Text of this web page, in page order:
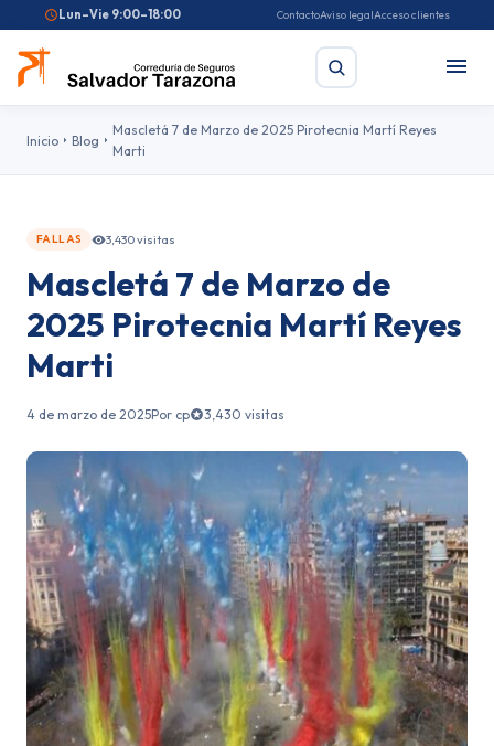
Lun–Vie 9:00–18:00 ContactoAviso legalAcceso clientes
Seguro de salud
Pirotecnia Feriantes Fallas
Inicio Blog
Mascletá 7 de Marzo de 2025 Pirotecnia Martí Reyes
Marti
FALLAS 3,430 visitas
Mascletá 7 de Marzo de
2025 Pirotecnia Martí Reyes
Marti
4 de marzo de 2025Por cp 3,430 visitas